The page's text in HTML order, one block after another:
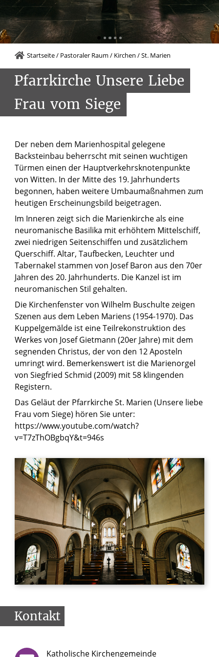
Startseite/ Pastoraler Raum / Kirchen /St. Marien
Pfarrkirche Unsere Liebe
Frau vom Siege
Der neben dem Marienhospital gelegene
Backsteinbau beherrscht mit seinen wuchtigen
Türmen einen der Hauptverkehrsknotenpunkte
von Witten. In der Mitte des 19. Jahrhunderts
begonnen, haben weitere Umbaumaßnahmen zum
heutigen Erscheinungsbild beigetragen.
Im Inneren zeigt sich die Marienkirche als eine
neuromanische Basilika mit erhöhtem Mittelschiff,
zwei niedrigen Seitenschiffen und zusätzlichem
Querschiff. Altar, Taufbecken, Leuchter und
Tabernakel stammen von Josef Baron aus den 70er
Jahren des 20. Jahrhunderts. Die Kanzel ist im
neuromanischen Stil gehalten.
Die Kirchenfenster von Wilhelm Buschulte zeigen
Szenen aus dem Leben Mariens (1954-1970). Das
Kuppelgemälde ist eine Teilrekonstruktion des
Werkes von Josef Gietmann (20er Jahre) mit dem
segnenden Christus, der von den 12 Aposteln
umringt wird. Bemerkenswert ist die Marienorgel
von Siegfried Schmid (2009) mit 58 klingenden
Registern.
Das Geläut der Pfarrkirche St. Marien (Unsere liebe
Frau vom Siege) hören Sie unter:
https://www.youtube.com/watch?
v=T7zThOBgbqY&t=946s
Kontakt
Katholische Kirchengemeinde